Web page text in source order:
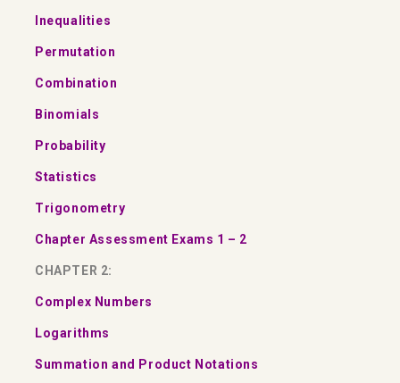
Inequalities
Permutation
Combination
Binomials
Probability
Statistics
Trigonometry
Chapter Assessment Exams 1 – 2
CHAPTER 2:
Complex Numbers
Logarithms
Summation and Product Notations